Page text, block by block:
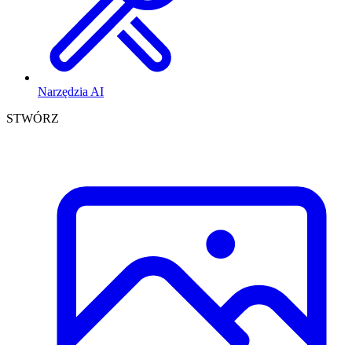
Narzędzia AI
STWÓRZ